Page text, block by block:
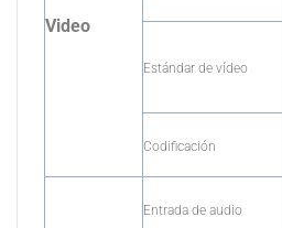
Video
Estándar de vídeo
Codificación
Entrada de audio